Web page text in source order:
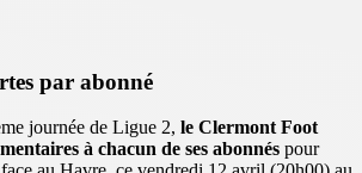
par abonné
journée de Ligue 2, le Clermont Foot
à chacun de ses abonnés pour